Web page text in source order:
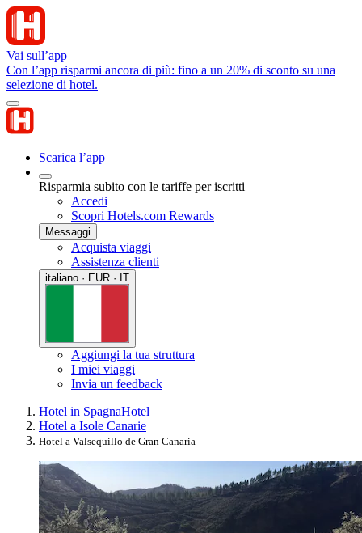
Vai sull’app
Con l’app risparmi ancora di più: fino a un 20% di sconto su una
selezione di hotel.
Scarica l’app
Risparmia subito con le tariffe per iscritti
Accedi
Scopri Hotels.com Rewards
Messaggi
Acquista viaggi
Assistenza clienti
italiano · EUR · IT
Aggiungi la tua struttura
I miei viaggi
Invia un feedback
Hotel in SpagnaHotel
Hotel a Isole Canarie
Hotel a Valsequillo de Gran Canaria